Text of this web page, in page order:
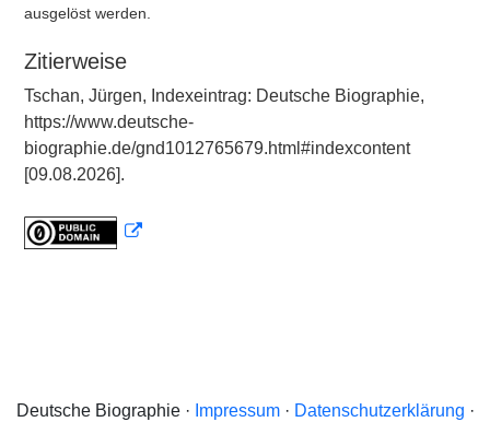
ausgelöst werden.
Zitierweise
Tschan, Jürgen, Indexeintrag: Deutsche Biographie,
https://www.deutsche-
biographie.de/gnd1012765679.html#indexcontent
[09.08.2026].
Deutsche Biographie · Impressum· Datenschutzerklärung ·